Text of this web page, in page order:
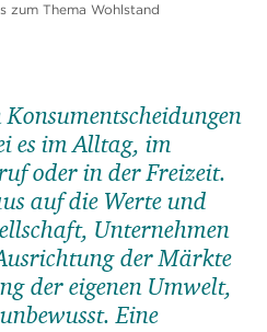
zum Thema Wohlstand
es im Alltag, im
oder in der Freizeit.
auf die Werte und
Unternehmen
der Märkte
der eigenen Umwelt,
Eine